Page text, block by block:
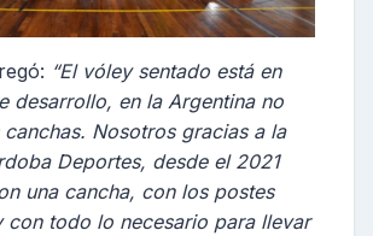
“El vóley sentado está en
desarrollo, en la Argentina no
canchas. Nosotros gracias a la
Deportes, desde el 2021
una cancha, con los postes
con todo lo necesario para llevar